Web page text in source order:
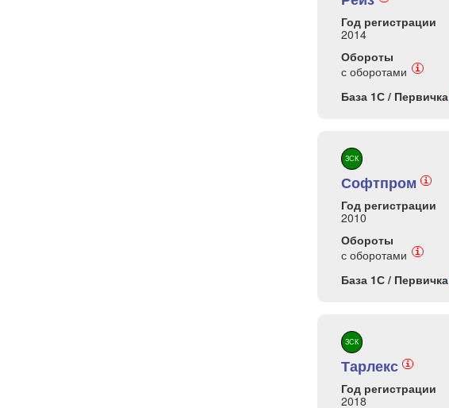
Год регистрации
2014
Обороты
с оборотами
i
База 1С / Первичка
ЗСК
Софтпром i
Год регистрации
2010
Обороты
с оборотами
i
База 1С / Первичка
ЗСК
Тарлекс i
Год регистрации
2018